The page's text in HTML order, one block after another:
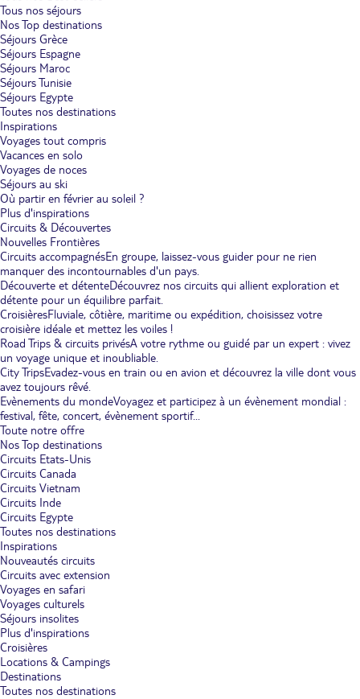
Tous nos séjours
Nos Top destinations
Séjours Grèce
Séjours Espagne
Séjours Maroc
Séjours Tunisie
Séjours Egypte
Toutes nos destinations
Inspirations
Voyages tout compris
Vacances en solo
Voyages de noces
Séjours au ski
Où partir en février au soleil ?
Plus d'inspirations
Circuits & Découvertes
Nouvelles Frontières
Circuits accompagnésEn groupe, laissez-vous guider pour ne rien
manquer des incontournables d'un pays.
Découverte et détenteDécouvrez nos circuits qui allient exploration et
détente pour un équilibre parfait.
CroisièresFluviale, côtière, maritime ou expédition, choisissez votre
croisière idéale et mettez les voiles !
Road Trips & circuits privésA votre rythme ou guidé par un expert : vivez
un voyage unique et inoubliable.
City TripsEvadez-vous en train ou en avion et découvrez la ville dont vous
avez toujours rêvé.
Evènements du mondeVoyagez et participez à un évènement mondial :
festival, fête, concert, évènement sportif...
Toute notre offre
Nos Top destinations
Circuits Etats-Unis
Circuits Canada
Circuits Vietnam
Circuits Inde
Circuits Egypte
Toutes nos destinations
Inspirations
Nouveautés circuits
Circuits avec extension
Voyages en safari
Voyages culturels
Séjours insolites
Plus d'inspirations
Croisières
Locations & Campings
Destinations
Toutes nos destinations